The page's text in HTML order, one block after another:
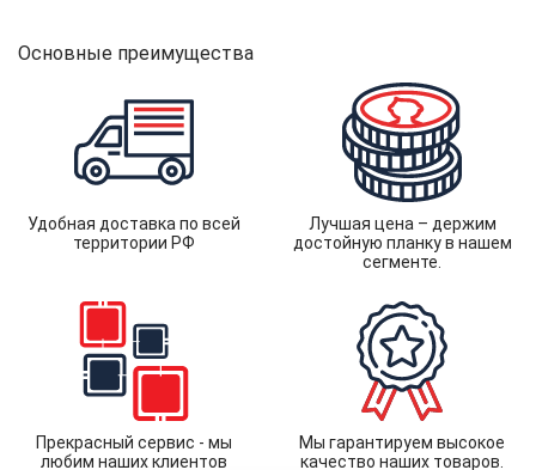
Основные преимущества
Удобная доставка по всей
территории РФ
Лучшая цена – держим
достойную планку в нашем
сегменте.
Прекрасный сервис - мы
любим наших клиентов
Мы гарантируем высокое
качество наших товаров.